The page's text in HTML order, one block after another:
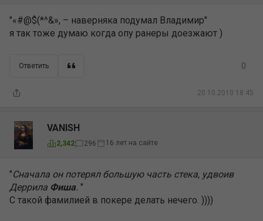
"«#@$(*^&», – наверняка подумал Владимир"
я так тоже думаю когда опу ранеры доезжают )
Ответить
20.10.2010 18:45
0
VANISH
2,342 296 16 лет на сайте
"Сначала он потерял большую часть стека, удвоив
Деррила Фиша. "
С такой фамилией в покере делать нечего. ))))